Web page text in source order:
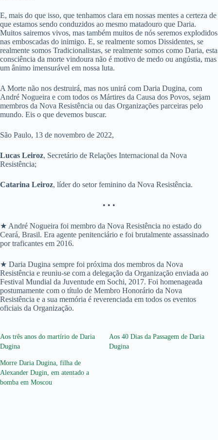
E, mais do que isso, que tenhamos clara em nossas mentes a certeza de
que estamos sendo conduzidos ao mesmo matadouro que Daria.
Muitos sairemos vivos, mas também muitos de nós seremos explodidos
nas emboscadas do inimigo. E, se realmente somos Dissidentes, se
realmente somos Tradicionalistas, se realmente somos como Daria, esta
consciência da morte vindoura não é motivo de medo ou angústia, mas
um ânimo imensurável em nossa luta.
A Morte não nos destruirá, mas nos unirá com Daria Dugina, com
André Nogueira e com todos os Mártires da Causa dos Povos, sejam
membros da Nova Resistência ou das Organizações parceiras pelo
mundo. Eis o que devemos buscar.
São Paulo, 13 de novembro de 2022,
Lucas Leiroz, Secretário de Relações Internacional da Nova
Resistência;
Catarina Leiroz, líder do setor feminino da Nova Resistência.
• • •
★ André Nogueira foi membro da Nova Resistência no estado do
Ceará, Brasil. Era agente penitenciário e foi brutalmente assassinado
por traficantes em 2016.
★ Daria Dugina sempre foi próxima dos membros da Nova
Resistência e reuniu-se com a delegação da Organização enviada ao
Festival Mundial da Juventude em Sochi, 2017. Foi homenageada
postumamente com o título de Membro Honorário da Nova
Resistência e a sua memória é reverenciada em todos os eventos
oficiais da Organização.
Aos três anos do martírio de Daria
Dugina
Aos 40 Dias da Passagem de Daria
Dugina
Morre Daria Dugina, filha de
Alexander Dugin, em atentado a
bomba em Moscou